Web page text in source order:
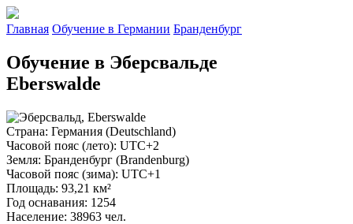
Главная Обучение в Германии Бранденбург
Обучение в Эберсвальде
Eberswalde
Страна: Германия (Deutschland)
Часовой пояс (лето): UTC+2
Земля: Бранденбург (Brandenburg)
Часовой пояс (зима): UTC+1
Площадь: 93,21 км²
Год оснавания: 1254
Население: 38963 чел.